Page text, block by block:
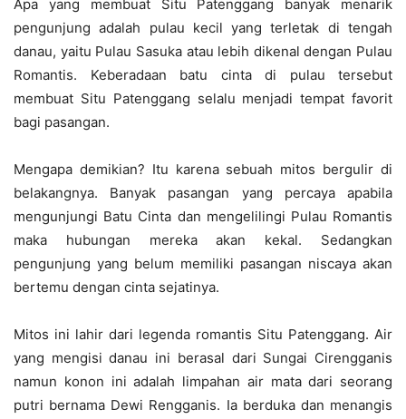
Apa yang membuat Situ Patenggang banyak menarik
pengunjung adalah pulau kecil yang terletak di tengah
danau, yaitu Pulau Sasuka atau lebih dikenal dengan Pulau
Romantis. Keberadaan batu cinta di pulau tersebut
membuat Situ Patenggang selalu menjadi tempat favorit
bagi pasangan.
Mengapa demikian? Itu karena sebuah mitos bergulir di
belakangnya. Banyak pasangan yang percaya apabila
mengunjungi Batu Cinta dan mengelilingi Pulau Romantis
maka hubungan mereka akan kekal. Sedangkan
pengunjung yang belum memiliki pasangan niscaya akan
bertemu dengan cinta sejatinya.
Mitos ini lahir dari legenda romantis Situ Patenggang. Air
yang mengisi danau ini berasal dari Sungai Cirengganis
namun konon ini adalah limpahan air mata dari seorang
putri bernama Dewi Rengganis. Ia berduka dan menangis